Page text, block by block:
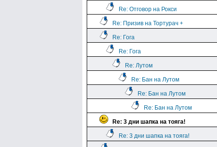
Re: Отговор на Рокси
Re: Призив на Тортурач +
Re: Гога
Re: Гога
Re: Лутом
Re: Бан на Лутом
Re: Бан на Лутом
Re: Бан на Лутом
Re: 3 дни шапка на тояга!
Re: 3 дни шапка на тояга!